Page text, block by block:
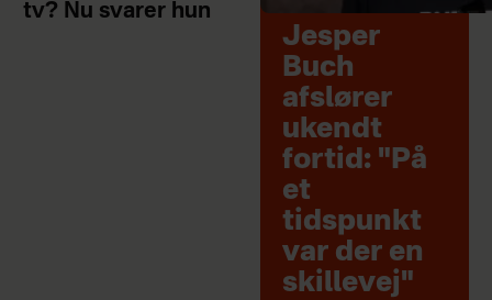
tv? Nu svarer hun
Jesper
Buch
afslører
ukendt
fortid: "På
et
tidspunkt
var der en
skillevej"